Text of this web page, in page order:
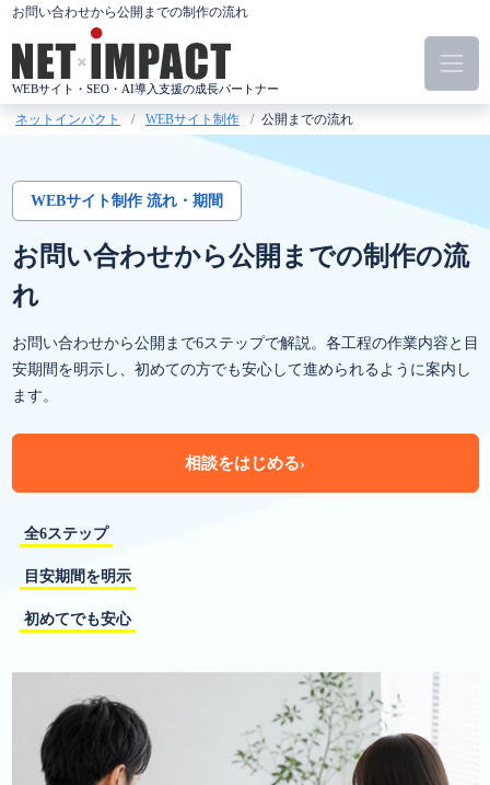
コ
ン
ッ
お問い合わせから公開までの制作の流れ
WEBサイト・SEO・AI導入支援の成長パートナー
ネットインパクト WEBサイト制作 公開までの流れ
WEBサイト制作 流れ・期間
お問い合わせから公開までの制作の流
れ
お問い合わせから公開まで6ステップで解説。各工程の作業内容と目
安期間を明示し、初めての方でも安心して進められるように案内し
ます。
相談をはじめる›
全6ステップ
目安期間を明示
初めてでも安心